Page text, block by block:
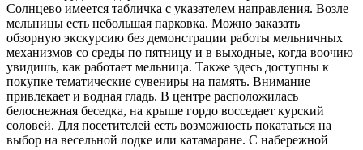
Солнцево имеется табличка с указателем направления. Возле
мельницы есть небольшая парковка. Можно заказать
обзорную экскурсию без демонстрации работы мельничных
механизмов со среды по пятницу и в выходные, когда воочию
увидишь, как работает мельница. Также здесь доступны к
покупке тематические сувениры на память. Внимание
привлекает и водная гладь. В центре расположилась
белоснежная беседка, на крыше гордо восседает курский
соловей. Для посетителей есть возможность покататься на
выбор на весельной лодке или катамаране. С набережной